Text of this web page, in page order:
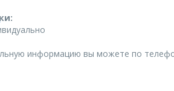
информацию вы можете по